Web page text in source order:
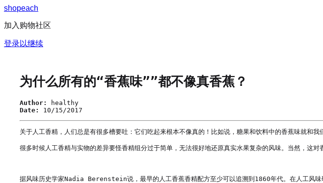
shopeach
加入购物社区
登录以继续
为什么所有的“香蕉味””都不像真香蕉？
Author:
healthy
Date:
10/15/2017
关于人工香精，人们总是有很多槽要吐：它们吃起来根本不像真的！比如说，糖果和饮料中的香蕉味就和我
很多时候人工香精与实物的差异要怪香精组分过于简单，无法很好地还原真实水果复杂的风味。当然，这
据风味历史学家Nadia Berenstein说，最早的人工香蕉香精配方至少可以追溯到1860年代。在人工风味